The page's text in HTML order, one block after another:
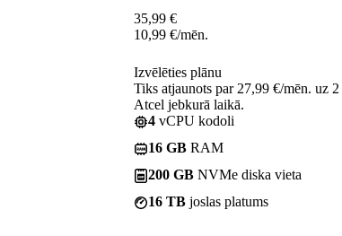
35,99 €
10,99 €/mēn.
Izvēlēties plānu
Tiks atjaunots par 27,99 €/mēn. uz 2
Atcel jebkurā laikā.
4 vCPU kodoli
16 GB RAM
200 GB NVMe diska vieta
16 TB joslas platums